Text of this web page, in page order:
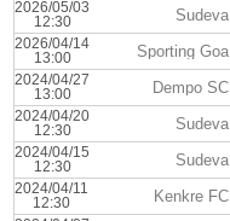
2026/05/03
12:30
Sudeva
2026/04/14
13:00
Sporting Goa
2024/04/27
13:00
Dempo SC
2024/04/20
12:30
Sudeva
2024/04/15
12:30
Sudeva
2024/04/11
12:30
Kenkre FC